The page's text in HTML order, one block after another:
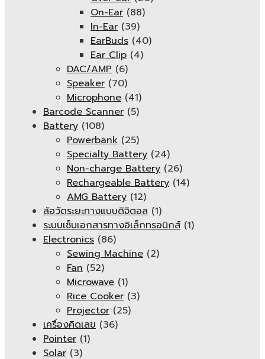
On-Ear (88)
In-Ear (39)
EarBuds (40)
Ear Clip (4)
DAC/AMP (6)
Speaker (70)
Microphone (41)
Barcode Scanner (5)
Battery (108)
Powerbank (25)
Specialty Battery (24)
Non-charge Battery (26)
Rechargeable Battery (14)
AMG Battery (12)
ล้อวัดระยะทางแบบดิจิตอล (1)
ระบบเซ็นเอกสารทางอิเล็กทรอนิกส์ (1)
Electronics (86)
Sewing Machine (2)
Fan (52)
Microwave (1)
Rice Cooker (3)
Projector (25)
เครื่องคิดเลข (36)
Pointer (1)
Solar (3)